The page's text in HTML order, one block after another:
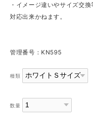
・イメージ違いやサイズ交
対応出来かねます。
管理番号：KN595
種類
数量